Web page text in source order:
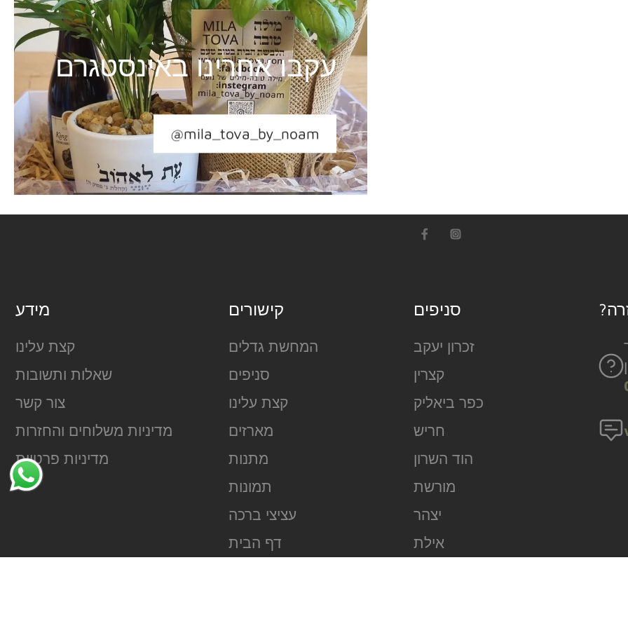
עקבו אחרינו באינסטגרם
@mila_tova_by_noam
מידע
קצת עלינו
שאלות ותשובות
צור קשר
מדיניות משלוחים והחזרות
מדיניות פרטיות
קישורים
המחשת גדלים
סניפים
קצת עלינו
מארזים
מתנות
תמונות
עציצי ברכה
דף הבית
סניפים
זכרון יעקב
קצרין
כפר ביאליק
חריש
הוד השרון
מורשת
יצהר
אילת